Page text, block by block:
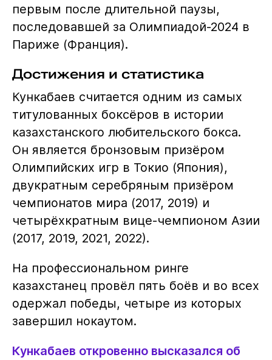
первым после длительной паузы,
последовавшей за Олимпиадой-2024 в
Париже (Франция).
Достижения и статистика
Кункабаев считается одним из самых
титулованных боксёров в истории
казахстанского любительского бокса.
Он является бронзовым призёром
Олимпийских игр в Токио (Япония),
двукратным серебряным призёром
чемпионатов мира (2017, 2019) и
четырёхкратным вице-чемпионом Азии
(2017, 2019, 2021, 2022).
На профессиональном ринге
казахстанец провёл пять боёв и во всех
одержал победы, четыре из которых
завершил нокаутом.
Кункабаев откровенно высказался об